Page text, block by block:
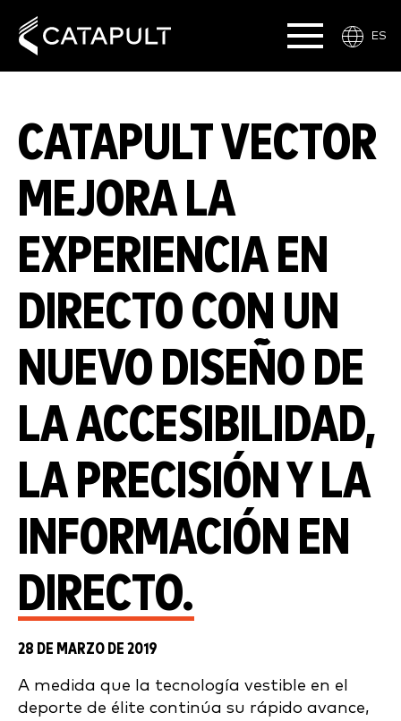
ES
CATAPULT VECTOR
MEJORA LA
EXPERIENCIA EN
DIRECTO CON UN
NUEVO DISEÑO DE
LA ACCESIBILIDAD,
LA PRECISIÓN Y LA
INFORMACIÓN EN
DIRECTO.
28 DE MARZO DE 2019
A medida que la tecnología vestible en el
deporte de élite continúa su rápido avance,